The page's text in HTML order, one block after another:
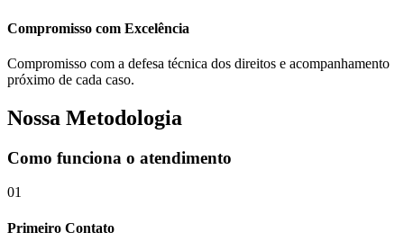
Compromisso com Excelência
Compromisso com a defesa técnica dos direitos e acompanhamento
próximo de cada caso.
Nossa Metodologia
Como funciona o atendimento
01
Primeiro Contato